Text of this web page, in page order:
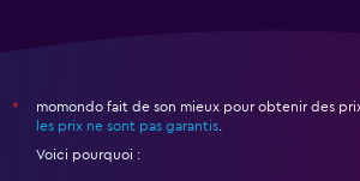
*
momondo fait de son mieux pour obtenir des
les prix ne sont pas garantis.
Voici pourquoi :